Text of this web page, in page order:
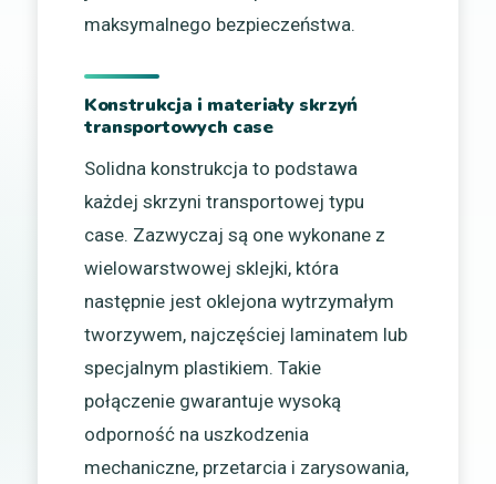
maksymalnego bezpieczeństwa.
Konstrukcja i materiały skrzyń
transportowych case
Solidna konstrukcja to podstawa
każdej skrzyni transportowej typu
case. Zazwyczaj są one wykonane z
wielowarstwowej sklejki, która
następnie jest oklejona wytrzymałym
tworzywem, najczęściej laminatem lub
specjalnym plastikiem. Takie
połączenie gwarantuje wysoką
odporność na uszkodzenia
mechaniczne, przetarcia i zarysowania,